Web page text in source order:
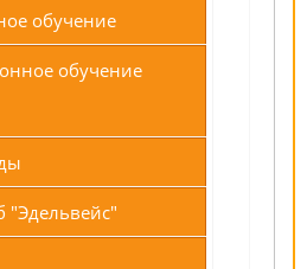
обучение
обучение
"Эдельвейс"